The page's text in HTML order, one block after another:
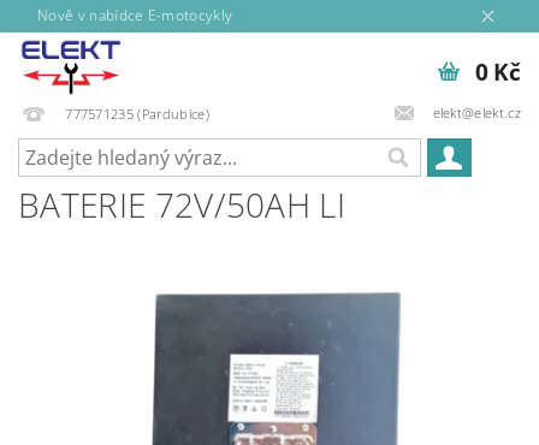
Nově v nabídce E-motocykly
777571235 (Pardubice) elekt@elekt.cz
0 Kč
BATERIE 72V/50AH LI